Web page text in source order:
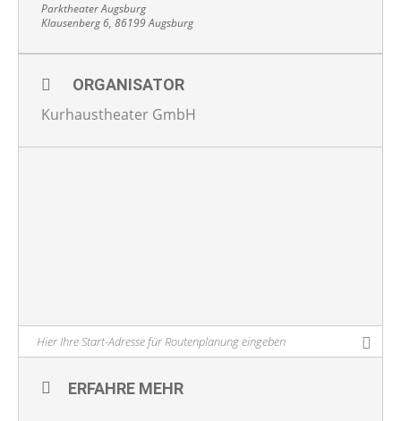
Parktheater Augsburg
Klausenberg 6, 86199 Augsburg
ORGANISATOR
Kurhaustheater GmbH
ERFAHRE MEHR